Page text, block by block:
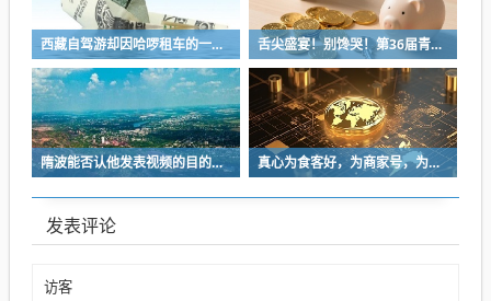
西藏自驾游却因哈啰租车的一起订单起纠纷 短信内容不堪入目 舌尖盛宴！别馋哭！第36届青岛国际啤酒节美食亮点抢先看
隋波能否认他发表视频的目的是为了博眼球赚流量，进而达到自己的商业目的吗？ 真心为食客好，为商家号，为餐饮业好，难道不是应该私下切磋？
发表评论